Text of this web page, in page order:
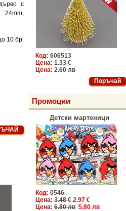
с
10 бр.
Код: 606513
Цена: 1.33 €
Цена: 2.60 лв
Промоции
Детски мартеници
Код: 0546
Цена: 3.48 € 2.97 €
Цена: 6.80 лв 5.80 лв